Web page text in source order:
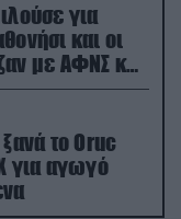
για
και οι
με ΑΦΝΣ και
το Oruc
για αγωγό